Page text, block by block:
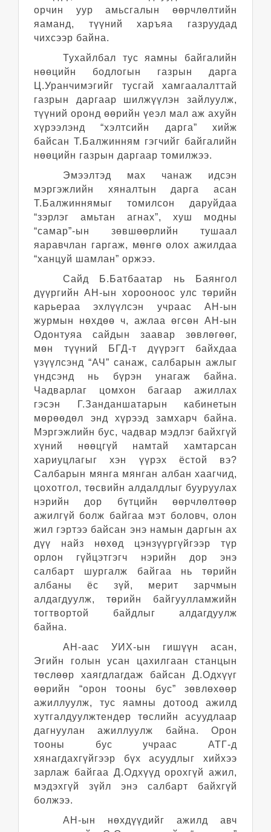
орчин уур амьсгалын өөрчлөлтийн
яаманд, түүний харъяа газруудад
чихсээр байна.
Тухайлбал тус яамны байгалийн
нөөцийн бодлогын газрын дарга
Ц.Уранчимэгийг тусгай хамгаалалттай
газрын даргаар шилжүүлэн зайлуулж,
түүний оронд өөрийн үеэл мал аж ахуйн
хүрээлэнд “хэлтсийн дарга” хийж
байсан Т.Балжинням гэгчийг байгалийн
нөөцийн газрын даргаар томилжээ.
Эмээлтэд мах чанаж идсэн
мэргэжлийн хяналтын дарга асан
Т.Балжиннямыг томилсон даруйдаа
“зэрлэг амьтан агнах”, хуш модны
“самар”-ын зөвшөөрлийн тушаал
яаравчлан гаргаж, мөнгө олох ажилдаа
“ханцуй шамлан” оржээ.
Сайд Б.Батбаатар нь Баянгол
дүүргийн АН-ын хорооноос улс төрийн
карьераа эхлүүлсэн учраас АН-ын
журмын нөхдөө ч, ажлаа өгсөн АН-ын
Одонтуяа сайдын заавар зөвлөгөөг,
мөн түүний БГД-т дүүрэгт байхдаа
үзүүлсэнд “АЧ” санаж, салбарын ажлыг
үндсэнд нь бүрэн унагаж байна.
Чадварлаг цомхон багаар ажиллах
гэсэн Г.Занданшатарын кабинетын
мөрөөдөл энд хүрээд замхарч байна.
Мэргэжлийн бус, чадвар мэдлэг байхгүй
хүний нөөцгүй намтай хамтарсан
хариуцлагыг хэн үүрэх ёстой вэ?
Салбарын мянга мянган албан хаагчид,
цохотгол, төсвийн алдалдлыг бууруулах
нэрийн дор бүтцийн өөрчлөлтөөр
ажилгүй болж байгаа мэт боловч, олон
жил гэртээ байсан энэ намын даргын ах
дүү найз нөхөд цэнзүүргүйгээр түр
орлон гүйцэтгэгч нэрийн дор энэ
салбарт шургалж байгаа нь төрийн
албаны ёс зүй, мерит зарчмын
алдагдуулж, төрийн байгуулламжийн
тогтвортой байдлыг алдагдуулж
байна.
АН-аас УИХ-ын гишүүн асан,
Эгийн голын усан цахилгаан станцын
төслөөр хаягдлагдаж байсан Д.Одхүүг
өөрийн “орон тооны бус” зөвлөхөөр
ажиллуулж, тус яамны дотоод ажилд
хутгалдуулжтендер төслийн асуудлаар
дагнуулан ажиллуулж байна. Орон
тооны бус учраас АТГ-д
хянагдахгүйгээр бүх асуудлыг хийхээ
зарлаж байгаа Д.Одхүүд орохгүй ажил,
мэдэхгүй зүйл энэ салбарт байхгүй
болжээ.
АН-ын нөхдүүдийг ажилд авч